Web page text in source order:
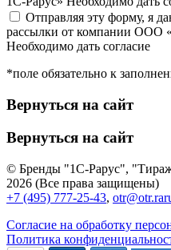
Отправляя эту форму, я
рассылки от компании ООО
Необходимо дать согласие
*поле обязательно к
Вернуться на сайт
Вернуться на сайт
© Бренды "1С-Рарус",
2026 (Все права защищены)
+7 (495) 777-25-43,
Согласие на обработку
Политика